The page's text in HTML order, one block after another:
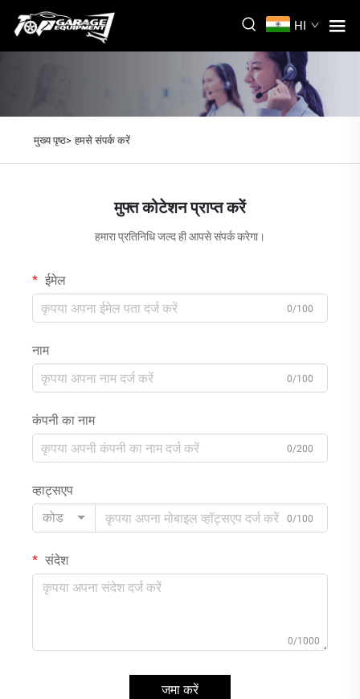
HI
मुख्य पृष्ठ> हमसे संपर्क करें
मुफ्त कोटेशन प्राप्त करें
हमारा प्रतिनिधि जल्द ही आपसे संपर्क करेगा।
ईमेल
0/100
नाम
0/100
कंपनी का नाम
0/200
व्हाट्सएप
कोड
0/100
संदेश
0/1000
जमा करें